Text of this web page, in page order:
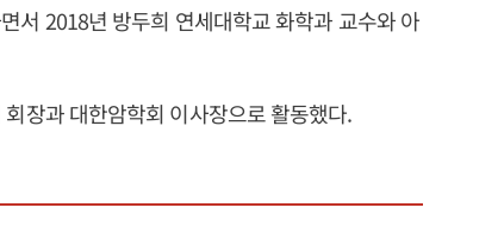
서 2018년 방두희 연세대학교 화학과 교수와 아
장과 대한암학회 이사장으로 활동했다.